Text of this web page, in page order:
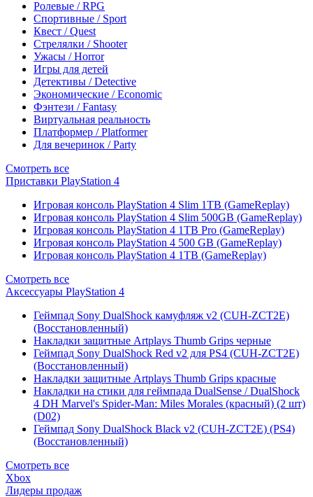
Ролевые / RPG
Спортивные / Sport
Квест / Quest
Стрелялки / Shooter
Ужасы / Horror
Игры для детей
Детективы / Detective
Экономические / Economic
Фэнтези / Fantasy
Виртуальная реальность
Платформер / Platformer
Для вечеринок / Party
Смотреть все
Приставки PlayStation 4
Игровая консоль PlayStation 4 Slim 1TB (GameReplay)
Игровая консоль PlayStation 4 Slim 500GB (GameReplay)
Игровая консоль PlayStation 4 1TB Pro (GameReplay)
Игровая консоль PlayStation 4 500 GB (GameReplay)
Игровая консоль PlayStation 4 1TB (GameReplay)
Смотреть все
Аксессуары PlayStation 4
Геймпад Sony DualShock камуфляж v2 (CUH-ZCT2E)
(Восстановленный)
Накладки защитные Artplays Thumb Grips черные
Геймпад Sony DualShock Red v2 для PS4 (CUH-ZCT2E)
(Восстановленный)
Накладки защитные Artplays Thumb Grips красные
Накладки на стики для геймпада DualSense / DualShock
4 DH Marvel's Spider-Man: Miles Morales (красный) (2 шт)
(D02)
Геймпад Sony DualShock Black v2 (CUH-ZCT2E) (PS4)
(Восстановленный)
Смотреть все
Xbox
Лидеры продаж